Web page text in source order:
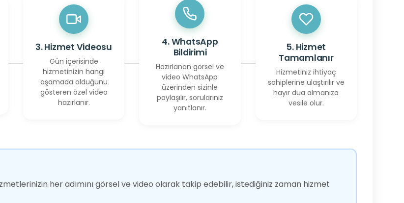
3. Hizmet Videosu
Gün içerisinde
hizmetinizin hangi
aşamada olduğunu
gösteren özel video
hazırlanır.
4. WhatsApp
Bildirimi
Hazırlanan görsel ve
video WhatsApp
üzerinden sizinle
paylaşılır, sorularınız
yanıtlanır.
5. Hizmet
Tamamlanır
Hizmetiniz ihtiyaç
sahiplerine ulaştırılır ve
hayır dua almanıza
vesile olur.
her adımını görsel ve video olarak takip edebilir, istediğiniz zaman hizmet